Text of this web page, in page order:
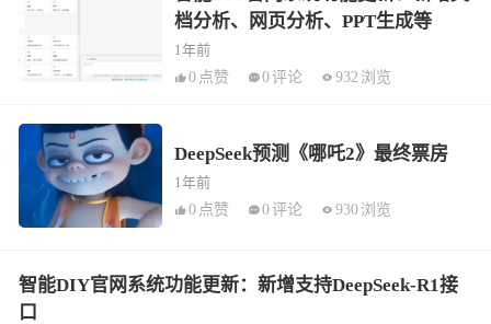
档分析、网页分析、PPT生成等
1年前
0 点赞 0评论 932 浏览
DeepSeek预测《哪吒2》最终票房
1年前
0 点赞 0评论 930 浏览
智能DIY官网系统功能更新：新增支持DeepSeek-R1接
口